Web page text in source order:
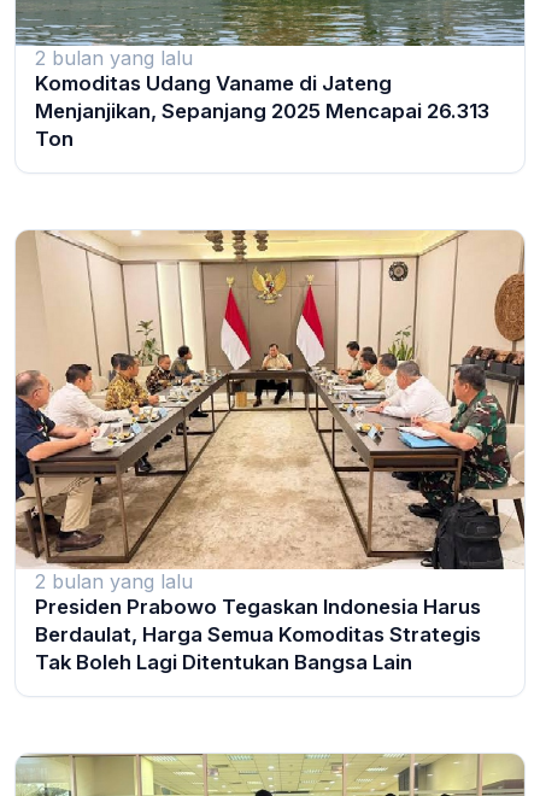
2 bulan yang lalu
Komoditas Udang Vaname di Jateng
Menjanjikan, Sepanjang 2025 Mencapai 26.313
Ton
2 bulan yang lalu
Presiden Prabowo Tegaskan Indonesia Harus
Berdaulat, Harga Semua Komoditas Strategis
Tak Boleh Lagi Ditentukan Bangsa Lain